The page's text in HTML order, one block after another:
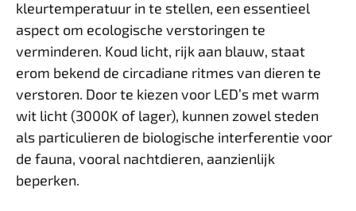
kleurtemperatuur in te stellen, een essentieel
aspect om ecologische verstoringen te
verminderen. Koud licht, rijk aan blauw, staat
erom bekend de circadiane ritmes van dieren te
verstoren. Door te kiezen voor LED’s met warm
wit licht (3000K of lager), kunnen zowel steden
als particulieren de biologische interferentie voor
de fauna, vooral nachtdieren, aanzienlijk
beperken.